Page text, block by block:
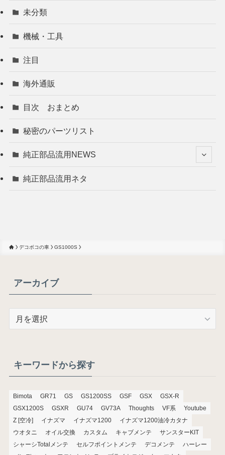
未分類
機械・工具
注目
海外通販
目次 おまとめ
秘密のパーツリスト
純正部品流用NEWS
純正部品流用ネタ
デコボコの車 GS1000S
アーカイブ
ブキーワードから探す
Bimota GR71 GS GS1200SS GSF GSX
GSX-R
GSX1200S
GSXR GU74 GV73A Thoughts VF系
Youtube
Z [空冷]
イナズマ イナズマ1200
イナズマ1200油冷カタナ
ウオタニ
オイル交換 カスタム キャブメンテ
サンスターKIT
シャーシTotalメンテ
セルフポイントメンテ デコメンテ
ハーレー